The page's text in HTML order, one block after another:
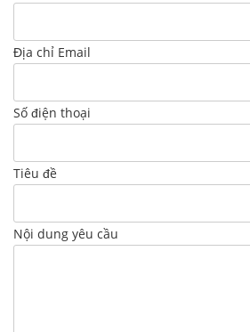
Địa chỉ Email
Số điện thoại
Tiêu đề
Nội dung yêu cầu